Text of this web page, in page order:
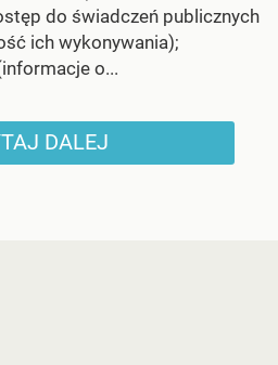
do świadczeń publicznych
ich wykonywania);
o...
DALEJ